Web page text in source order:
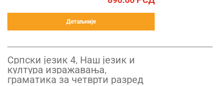
Детаљније
Српски језик 4, Наш језик и
култура изражавања,
граматика за четврти разред